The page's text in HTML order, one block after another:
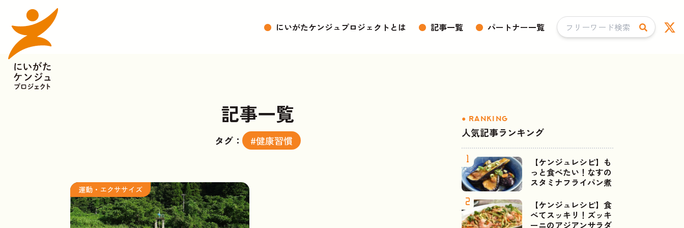
● にいがたケンジュプロジェクトとは ● 記事一覧 ● パートナー一覧
記事一覧
タグ： #健康習慣
運動・エクササイズ
人気記事ランキング
【ケンジュレシピ】も
っと食べたい！なすの
スタミナフライパン煮
【ケンジュレシピ】食
べてスッキリ！ズッキ
ーニのアジアンサラダ